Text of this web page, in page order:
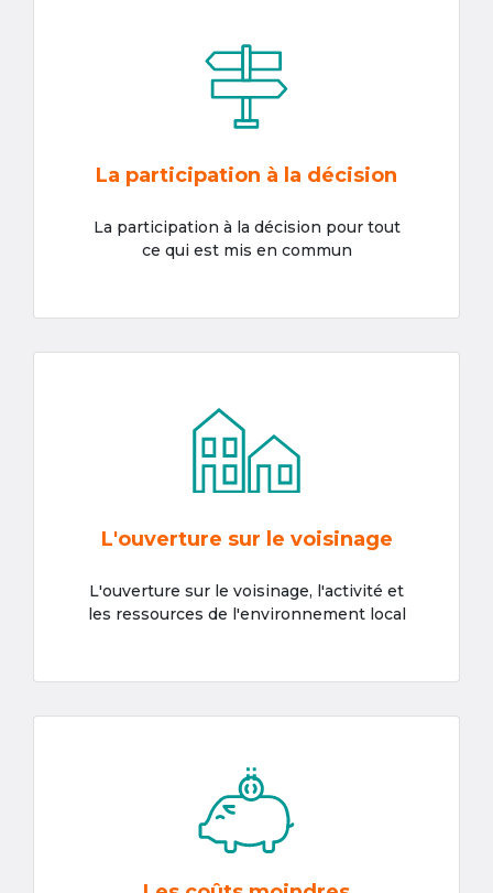
La participation à la décision
La participation à la décision pour tout
ce qui est mis en commun
L'ouverture sur le voisinage
L'ouverture sur le voisinage, l'activité et
les ressources de l'environnement local